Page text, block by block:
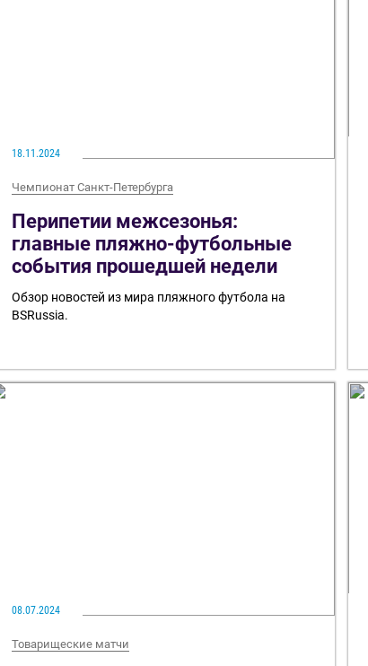
18.11.2024
Чемпионат Санкт-Петербурга
Перипетии межсезонья:
главные пляжно-футбольные
события прошедшей недели
Обзор новостей из мира пляжного футбола на
BSRussia.
08.07.2024
Товарищеские матчи